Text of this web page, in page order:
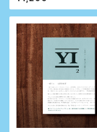
（サイン本）